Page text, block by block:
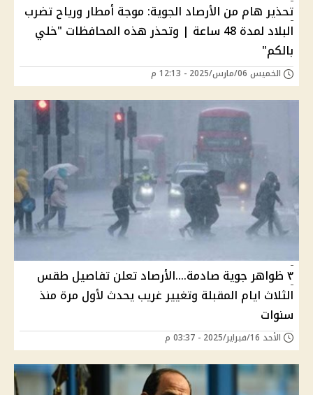
تحذير هام من الأرصاد الجوية: موجة أمطار ورياح تضرب
البلاد لمدة 48 ساعة | وتحذر هذه المحافظات "خلي
بالكم"
الخميس 06/مارس/2025 - 12:13 م
٣ ظواهر جوية صادمة....الأرصاد تعلن تفاصيل طقس
الثلاث ايام المقبلة وتغيير غريب يحدث لأول مرة منذ
سنوات
الأحد 16/فبراير/2025 - 03:37 م